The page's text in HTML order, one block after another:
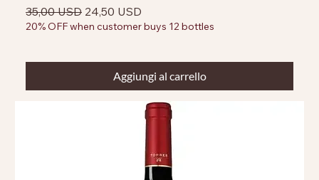
Prezzo regolare
35,00 USD Prezzo scontato
24,50 USD
20% OFF when customer buys 12 bottles
Aggiungi al carrello